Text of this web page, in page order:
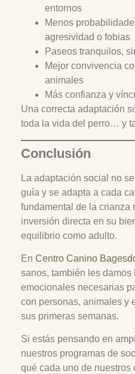
entornos
Menos
agresividad o fobias
Paseos tranquilos,
Mejor convivencia
animales
Más confianza y
Una correcta adaptación
toda la vida del perro… y
Conclusión
La adaptación social no
guía y se adapta a cada
fundamental de la crianza
inversión directa en su
equilibrio como adulto.
En Centro Canino
sanos, también les damos
emocionales necesarias
con personas, animales y
sus primeras semanas.
Si estás pensando en
nuestros programas de
qué cada uno de